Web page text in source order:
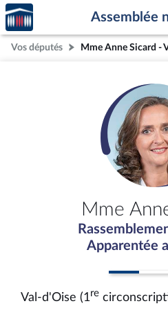
Aller au contenu
Aller en bas de la page
Accèder
à la
page
d'accueil
Assemblée
Vos députés
Mme
Apparentée
Val-d'Oise (1re